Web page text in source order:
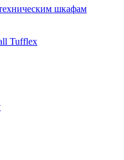
шкафам
Tufflex